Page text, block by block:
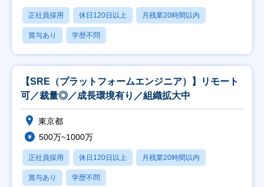
正社員採用 休日120日以上 月残業20時間以内
賞与あり 学歴不問
【SRE（プラットフォームエンジニア）】リモート
可／裁量◎／成長環境有り／組織拡大中
東京都
500万~1000万
正社員採用 休日120日以上 月残業20時間以内
賞与あり 学歴不問